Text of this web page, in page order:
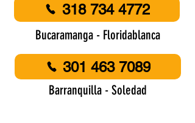
318 734 4772
Bucaramanga - Floridablanca
301 463 7089
Barranquilla - Soledad